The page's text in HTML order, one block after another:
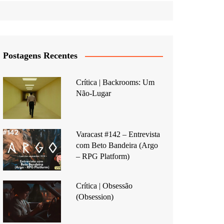
Postagens Recentes
Crítica | Backrooms: Um
Não-Lugar
Varacast #142 – Entrevista
com Beto Bandeira (Argo
– RPG Platform)
Crítica | Obsessão
(Obsession)